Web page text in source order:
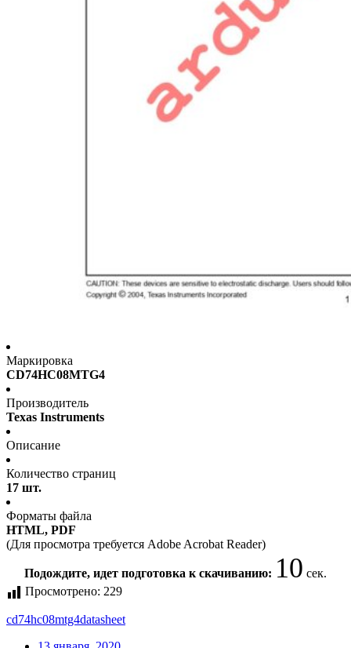
Маркировка
CD74HC08MTG4
Производитель
Texas Instruments
Описание
Количество страниц
17 шт.
Форматы файла
HTML, PDF
(Для просмотра требуется Adobe Acrobat Reader)
Подождите, идет подготовка к скачиванию: 10 сек.
Просмотрено: 229
cd74hc08mtg4datasheet